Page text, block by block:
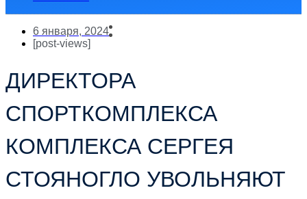
6 января, 2024
[post-views]
ДИРЕКТОРА
СПОРТКОМПЛЕКСА
КОМПЛЕКСА СЕРГЕЯ
СТОЯНОГЛО УВОЛЬНЯЮТ